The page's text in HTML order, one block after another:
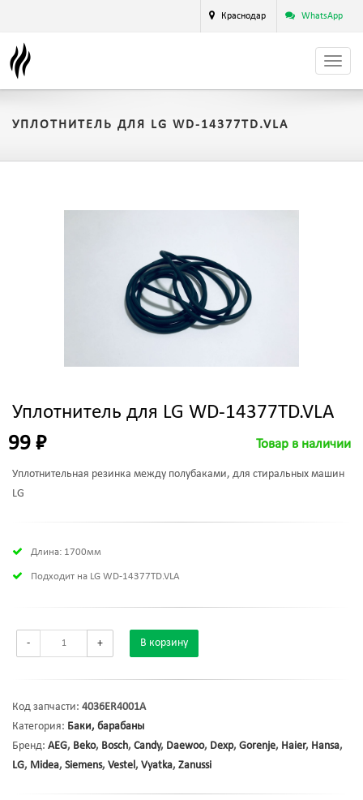
Краснодар WhatsApp
УПЛОТНИТЕЛЬ ДЛЯ LG WD-14377TD.VLA
Уплотнитель для LG WD-14377TD.VLA
99 ₽ Товар в наличии
Уплотнительная резинка между полубаками, для стиральных машин
LG
Длина: 1700мм
Подходит на LG WD-14377TD.VLA
- + В корзину
Код запчасти: 4036ER4001A
Категория: Баки, барабаны
Бренд: AEG, Beko, Bosch, Candy, Daewoo, Dexp, Gorenje, Haier, Hansa,
LG, Midea, Siemens, Vestel, Vyatka, Zanussi